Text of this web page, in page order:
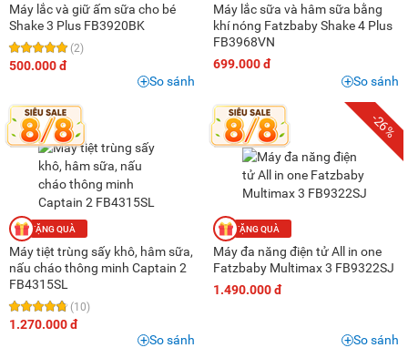
Máy lắc và giữ ấm sữa cho bé
Shake 3 Plus FB3920BK
(2)
500.000 đ
So sánh
Máy lắc sữa và hâm sữa bằng
khí nóng Fatzbaby Shake 4 Plus
FB3968VN
699.000 đ
So sánh
Máy tiệt trùng sấy khô, hâm sữa,
nấu cháo thông minh Captain 2
FB4315SL
(10)
1.270.000 đ
So sánh
-26%
Máy đa năng điện tử All in one
Fatzbaby Multimax 3 FB9322SJ
1.490.000 đ
So sánh